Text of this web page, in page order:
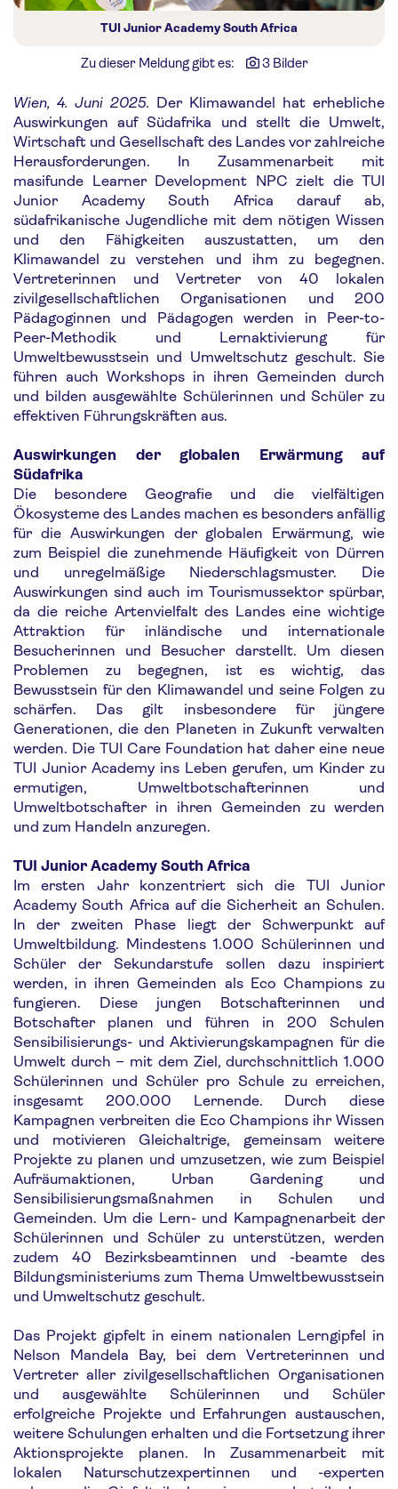
TUI Junior Academy South Africa
Zu dieser Meldung gibt es: 3 Bilder
Wien, 4. Juni 2025. Der Klimawandel hat erhebliche
Auswirkungen auf Südafrika und stellt die Umwelt,
Wirtschaft und Gesellschaft des Landes vor zahlreiche
Herausforderungen. In Zusammenarbeit mit
masifunde Learner Development NPC zielt die TUI
Junior Academy South Africa darauf ab,
südafrikanische Jugendliche mit dem nötigen Wissen
und den Fähigkeiten auszustatten, um den
Klimawandel zu verstehen und ihm zu begegnen.
Vertreterinnen und Vertreter von 40 lokalen
zivilgesellschaftlichen Organisationen und 200
Pädagoginnen und Pädagogen werden in Peer-to-
Peer-Methodik und Lernaktivierung für
Umweltbewusstsein und Umweltschutz geschult. Sie
führen auch Workshops in ihren Gemeinden durch
und bilden ausgewählte Schülerinnen und Schüler zu
effektiven Führungskräften aus.
Auswirkungen der globalen Erwärmung auf
Südafrika
Die besondere Geografie und die vielfältigen
Ökosysteme des Landes machen es besonders anfällig
für die Auswirkungen der globalen Erwärmung, wie
zum Beispiel die zunehmende Häufigkeit von Dürren
und unregelmäßige Niederschlagsmuster. Die
Auswirkungen sind auch im Tourismussektor spürbar,
da die reiche Artenvielfalt des Landes eine wichtige
Attraktion für inländische und internationale
Besucherinnen und Besucher darstellt. Um diesen
Problemen zu begegnen, ist es wichtig, das
Bewusstsein für den Klimawandel und seine Folgen zu
schärfen. Das gilt insbesondere für jüngere
Generationen, die den Planeten in Zukunft verwalten
werden. Die TUI Care Foundation hat daher eine neue
TUI Junior Academy ins Leben gerufen, um Kinder zu
ermutigen, Umweltbotschafterinnen und
Umweltbotschafter in ihren Gemeinden zu werden
und zum Handeln anzuregen.
TUI Junior Academy South Africa
Im ersten Jahr konzentriert sich die TUI Junior
Academy South Africa auf die Sicherheit an Schulen.
In der zweiten Phase liegt der Schwerpunkt auf
Umweltbildung. Mindestens 1.000 Schülerinnen und
Schüler der Sekundarstufe sollen dazu inspiriert
werden, in ihren Gemeinden als Eco Champions zu
fungieren. Diese jungen Botschafterinnen und
Botschafter planen und führen in 200 Schulen
Sensibilisierungs- und Aktivierungskampagnen für die
Umwelt durch – mit dem Ziel, durchschnittlich 1.000
Schülerinnen und Schüler pro Schule zu erreichen,
insgesamt 200.000 Lernende. Durch diese
Kampagnen verbreiten die Eco Champions ihr Wissen
und motivieren Gleichaltrige, gemeinsam weitere
Projekte zu planen und umzusetzen, wie zum Beispiel
Aufräumaktionen, Urban Gardening und
Sensibilisierungsmaßnahmen in Schulen und
Gemeinden. Um die Lern- und Kampagnenarbeit der
Schülerinnen und Schüler zu unterstützen, werden
zudem 40 Bezirksbeamtinnen und -beamte des
Bildungsministeriums zum Thema Umweltbewusstsein
und Umweltschutz geschult.
Das Projekt gipfelt in einem nationalen Lerngipfel in
Nelson Mandela Bay, bei dem Vertreterinnen und
Vertreter aller zivilgesellschaftlichen Organisationen
und ausgewählte Schülerinnen und Schüler
erfolgreiche Projekte und Erfahrungen austauschen,
weitere Schulungen erhalten und die Fortsetzung ihrer
Aktionsprojekte planen. In Zusammenarbeit mit
lokalen Naturschutzexpertinnen und -experten